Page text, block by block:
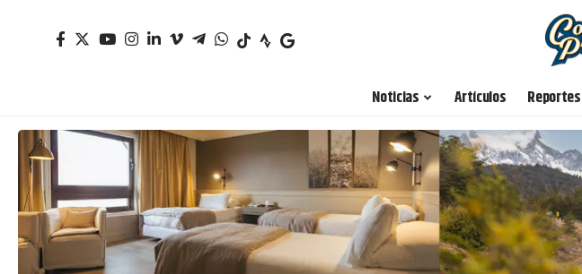
Noticias Artículos Reportes